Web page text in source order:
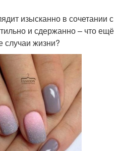
изысканно в сочетании с
и сдержанно – что ещё
случаи жизни?